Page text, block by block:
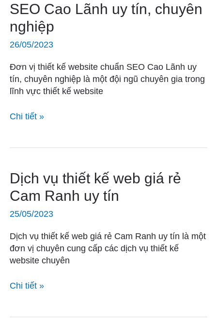
SEO Cao Lãnh uy tín, chuyên
nghiệp
26/05/2023
Đơn vị thiết kế website chuẩn SEO Cao Lãnh uy
tín, chuyên nghiệp là một đội ngũ chuyên gia trong
lĩnh vực thiết kế website
thiết
kế
website
chuẩn
Cao
Lãnh
uy
chuyên
Chi tiết »
Dịch vụ thiết kế web giá rẻ
Cam Ranh uy tín
25/05/2023
Dịch vụ thiết kế web giá rẻ Cam Ranh uy tín là một
đơn vị chuyên cung cấp các dịch vụ thiết kế
website chuyên
Dịch
thiết
kế
giá
rẻ
Cam
uy
Chi tiết »